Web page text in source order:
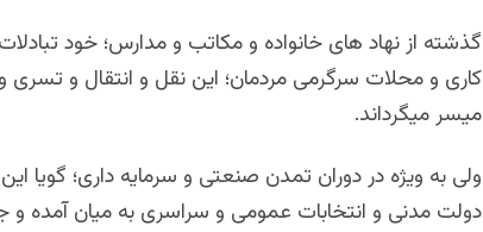
گذشته از نهاد های خانواده و مکاتب و مدارس؛ خود
کاری و محلات سرگرمی مردمان؛ این نقل و انتقال و تسری
میسر میگرداند.
ولی به ویژه در دوران تمدن صنعتی و سرمایه داری؛ گویا
دولت مدنی و انتخابات عمومی و سراسری به میان آمده و